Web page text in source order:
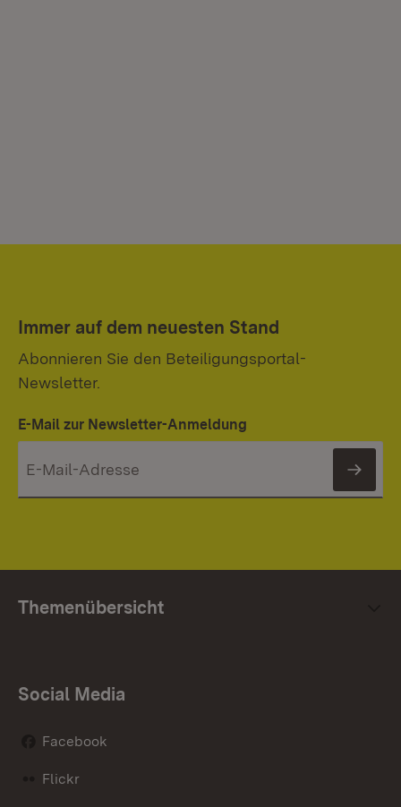
Immer auf dem neuesten Stand
Abonnieren Sie den Beteiligungsportal-
Newsletter.
E-Mail zur Newsletter-Anmeldung
Themenübersicht
Social Media
Facebook
Flickr